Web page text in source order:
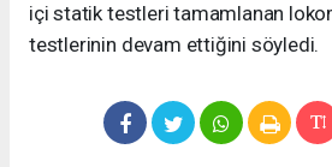
içi statik testleri tamamlanan
testlerinin devam ettiğini söyledi.